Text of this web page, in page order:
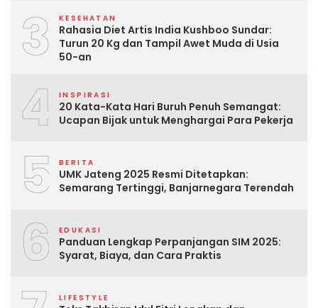
3 KESEHATAN
Rahasia Diet Artis India Kushboo Sundar:
Turun 20 Kg dan Tampil Awet Muda di Usia
50-an
4 INSPIRASI
20 Kata-Kata Hari Buruh Penuh Semangat:
Ucapan Bijak untuk Menghargai Para Pekerja
5 BERITA
UMK Jateng 2025 Resmi Ditetapkan:
Semarang Tertinggi, Banjarnegara Terendah
6 EDUKASI
Panduan Lengkap Perpanjangan SIM 2025:
Syarat, Biaya, dan Cara Praktis
LIFESTYLE